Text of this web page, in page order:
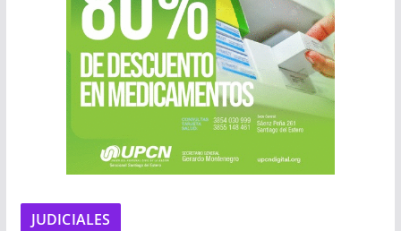
JUDICIALES